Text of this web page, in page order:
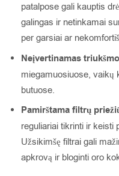
patalpose gali kauptis
galingas ir netinkamai
per garsiai ar
Neįvertinamas
miegamuosiuose, vaikų
butuose.
Pamirštama filtrų
reguliariai tikrinti ir keisti
Užsikimšę filtrai gali
apkrovą ir bloginti oro